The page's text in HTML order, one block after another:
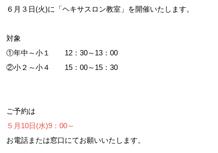
６月３日(火)に「ヘキサスロン教室」を開催いたします。
対象
①年中～小１ 12：30～13：00
②小２～小４ 15：00～15：30
ご予約は
５月10日(水)9：00～
お電話または窓口にてお願いいたします。